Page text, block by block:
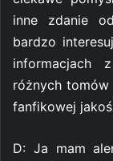
inne zdanie
bardzo
informacjach
różnych tomów
fanfikowej
D: Ja mam